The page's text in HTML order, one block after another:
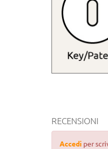
RECENSIONI
Accedi per